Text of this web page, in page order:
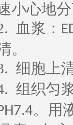
小心地
血浆：
。
细胞上
组织匀
。用